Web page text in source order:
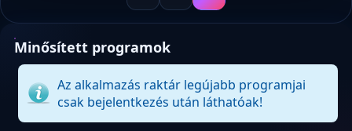
Minősített programok
Az alkalmazás raktár legújabb programjai
csak bejelentkezés után láthatóak!